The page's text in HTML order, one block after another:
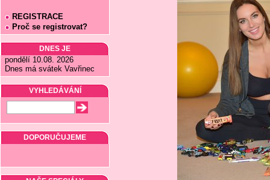
REGISTRACE
Proč se registrovat?
DNES JE
pondělí 10.08. 2026
Dnes má svátek Vavřinec
VYHLEDÁVÁNÍ
DOPORUČUJEME